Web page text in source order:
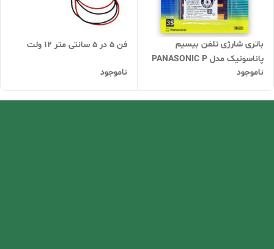
باتری شارژی تلفن بیسیم
پاناسونیک مدل PANASONIC P
107
ناموجود
فن 5 در 5 سانتی متر 12 ولت
ناموجود